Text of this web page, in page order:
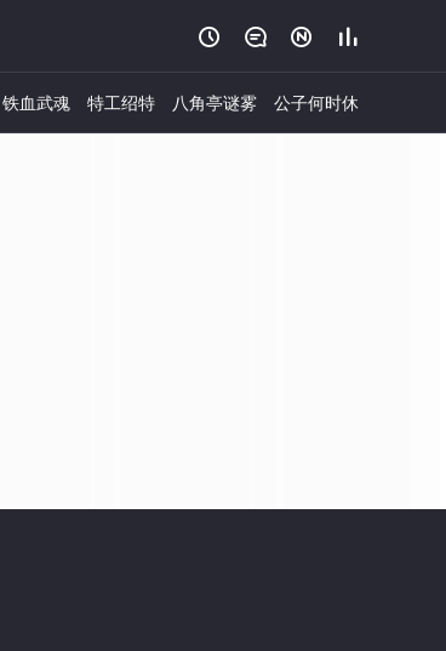
   
铁血武魂 特工绍特 八角亭谜雾 公子何时休